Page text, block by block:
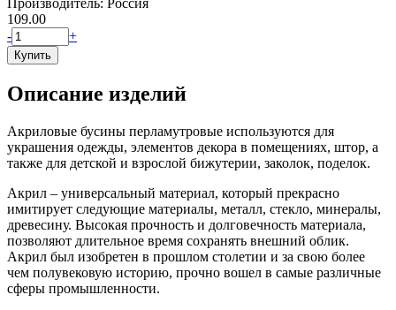
Производитель: Россия
109.00
-
+
Описание изделий
Акриловые бусины перламутровые используются для
украшения одежды, элементов декора в помещениях, штор, а
также для детской и взрослой бижутерии, заколок, поделок.
Акрил – универсальный материал, который прекрасно
имитирует следующие материалы, металл, стекло, минералы,
древесину. Высокая прочность и долговечность материала,
позволяют длительное время сохранять внешний облик.
Акрил был изобретен в прошлом столетии и за свою более
чем полувековую историю, прочно вошел в самые различные
сферы промышленности.